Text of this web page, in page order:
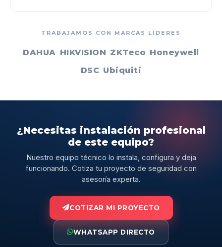
TRABAJAMOS CON MARCAS LÍDERES
DAHUA HIKVISION ZKTeco Honeywell
DSC Ubiquiti
¿Necesitas instalación profesional
de este equipo?
Nuestro equipo técnico lo instala, configura y deja
funcionando. Cotiza tu proyecto de seguridad con
asesoría experta.
COTIZAR MI PROYECTO
WHATSAPP DIRECTO